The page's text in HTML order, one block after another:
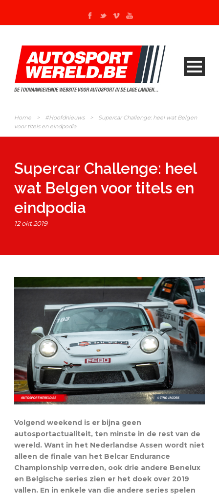
Home > #Hoofdnieuws >
Supercar Challenge: heel wat Belgen
voor titels en eindpodia
Supercar Challenge: heel
wat Belgen voor titels en
eindpodia
12 okt 2019
Volgend weekend is er bijna geen
autosportactualiteit, ten minste in de rest van de
wereld. Want in het Nederlandse Assen wordt niet
alleen de finale van het Belcar Endurance
Championship verreden, ook drie andere Benelux
en Belgische series zien er het doek over 2019
vallen. En in enkele van die andere series spelen